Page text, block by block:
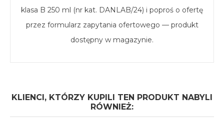
klasa B 250 ml (nr kat. DANLAB/24) i poproś o ofertę
przez formularz zapytania ofertowego — produkt
dostępny w magazynie.
KLIENCI, KTÓRZY KUPILI TEN PRODUKT NABYLI
RÓWNIEŻ: